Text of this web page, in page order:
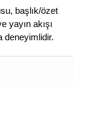
başlık/özet
yayın akışı
deneyimlidir.